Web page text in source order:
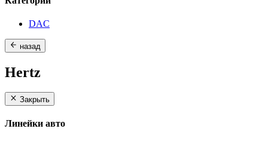
DAC
назад
Hertz
Закрыть
Линейки авто